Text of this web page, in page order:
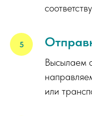
Высылаем
или